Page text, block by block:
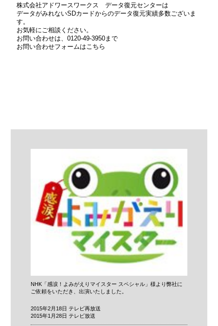
株式会社アドワースワークス データ復元センターは
データがみれないSDカードからのデータ復元実績多数ございま
す。
お気軽にご相談ください。
お問い合わせは、0120-49-3950まで
お問い合わせフォームはこちら
NHK「感涙！よみがえりマイスター スペシャル」様より弊社に
ご依頼をいただき、出演いたしました。
2015年2月18日 テレビ再放送
2015年1月28日 テレビ放送